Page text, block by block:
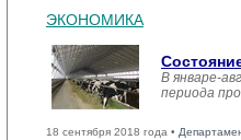
ЭКОНОМИКА
В январе-
периода
18 сентября 2018 года •